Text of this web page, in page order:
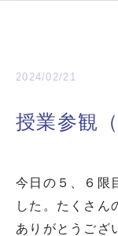
2024/02/21
授業参観
今日の５、６限
した。たくさん
ありがとうござ